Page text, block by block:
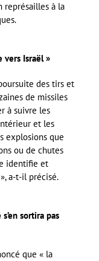
représailles à la
vers Israël »
des tirs et
de missiles
à suivre les
et les
explosions que
ou de chutes
identifie et
a-t-il précisé.
sortira pas
que « la